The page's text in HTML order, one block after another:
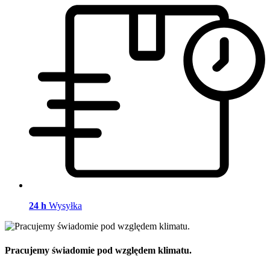
24 h Wysyłka
Pracujemy świadomie pod względem klimatu.